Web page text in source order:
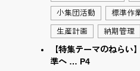
小集団活動 標準作
生産計画 納期管理
【特集テーマのねらい
準へ … P4